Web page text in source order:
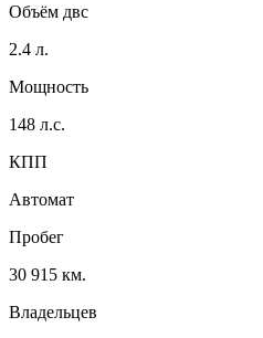
Объём двс
2.4 л.
Мощность
148 л.с.
КПП
Автомат
Пробег
30 915 км.
Владельцев